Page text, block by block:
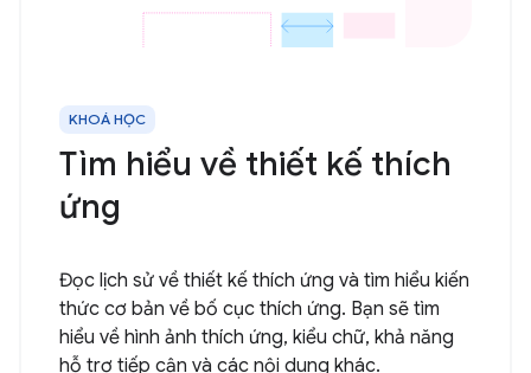
KHOÁ HỌC
Tìm hiểu về thiết kế thích
ứng
Đọc lịch sử về thiết kế thích ứng và tìm hiểu kiến
thức cơ bản về bố cục thích ứng. Bạn sẽ tìm
hiểu về hình ảnh thích ứng, kiểu chữ, khả năng
hỗ trợ tiếp cận và các nội dung khác.